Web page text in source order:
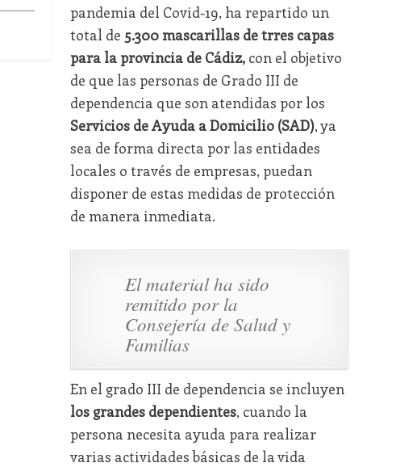
pandemia del Covid-19, ha repartido un
total de 5.300 mascarillas de trres capas
para la provincia de Cádiz,con el objetivo
de que las personas de Grado III de
dependencia que son atendidas por los
Servicios de Ayuda a Domicilio (SAD), ya
sea de forma directa por las entidades
locales o través de empresas, puedan
disponer de estas medidas de protección
de manera inmediata.
El material ha sido
remitido por la
Consejería de Salud y
Familias
En el grado III de dependencia se incluyen
los grandes dependientes, cuando la
persona necesita ayuda para realizar
varias actividades básicas de la vida